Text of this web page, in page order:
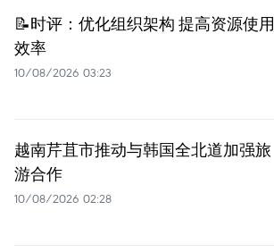
📝时评：优化组织架构 提高资源使用
效率
10/08/2026 03:23
越南芹苴市推动与韩国全北道加强旅
游合作
10/08/2026 02:28